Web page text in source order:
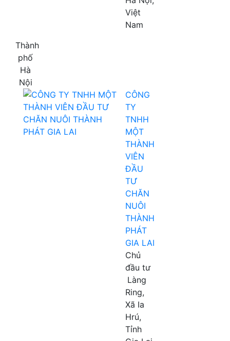
Việt
Nam
Thành
phố
Hà
Nội
CÔNG
TY
TNHH
MỘT
THÀNH
VIÊN
ĐẦU
TƯ
CHĂN
NUÔI
THÀNH
PHÁT
GIA LAI
Chủ
đầu tư
Làng
Ring,
Xã Ia
Hrú,
Tỉnh